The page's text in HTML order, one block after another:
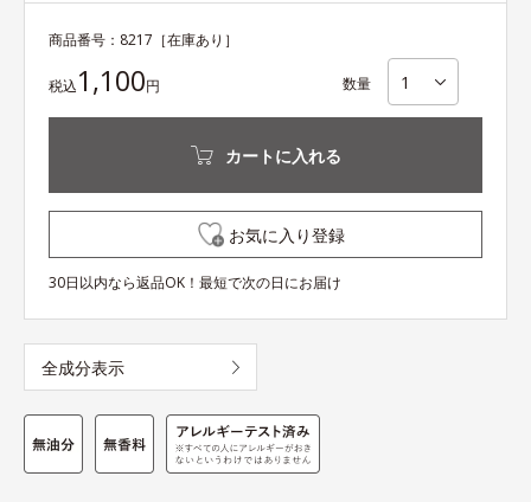
商品番号： 8217 ［在庫あり］
税込1,100円 数量
カートに入れる
お気に入り登録
30日以内なら返品OK！最短で次の日にお届け
全成分表示